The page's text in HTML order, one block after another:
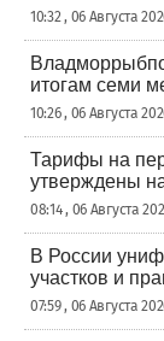
10:32 , 06 Августа
итогам семи
10:26 , 06 Августа
Тарифы на
утверждены
08:14 , 06 Августа
В России
участков и
07:59 , 06 Августа